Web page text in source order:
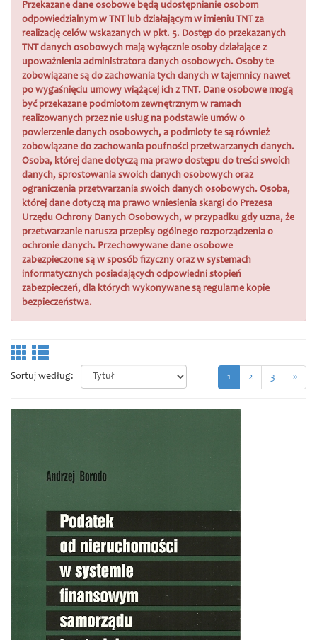
Przekazane dane osobowe będą udostępnianie osobom
odpowiedzialnym w TNT lub działającym w imieniu TNT za
realizację celów wskazanych w pkt. 5. Dostęp do przekazanych
TNT danych osobowych mają wyłącznie osoby działające z
upoważnienia administratora danych osobowych. Osoby te
zobowiązane są do zachowania tych danych w tajemnicy nawet
po wygaśnięciu umowy wiążącej ich z TNT. Dane osobowe mogą
być przekazane podmiotom zewnętrznym w ramach
realizowanych przez nie usług na podstawie umów o
powierzenie danych osobowych, a podmioty te są również
zobowiązane do zachowania poufności przetwarzanych danych.
Osoba, której dane dotyczą ma prawo dostępu do treści swoich
danych, sprostowania swoich danych osobowych oraz
ograniczenia przetwarzania swoich danych osobowych. Osoba,
której dane dotyczą ma prawo wniesienia skargi do Prezesa
Urzędu Ochrony Danych Osobowych, w przypadku gdy uzna, że
przetwarzanie narusza przepisy ogólnego rozporządzenia o
ochronie danych. Przechowywane dane osobowe
zabezpieczone są w sposób fizyczny oraz w systemach
informatycznych posiadających odpowiedni stopień
zabezpieczeń, dla których wykonywane są regularne kopie
bezpieczeństwa.
Sortuj według: 1 2 3 »